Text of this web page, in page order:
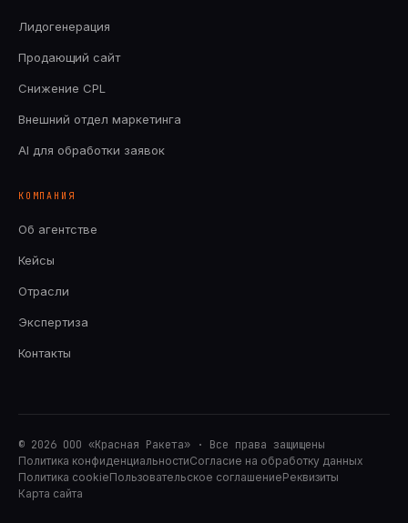
Лидогенерация
Продающий сайт
Снижение CPL
Внешний отдел маркетинга
AI для обработки заявок
КОМПАНИЯ
Об агентстве
Кейсы
Отрасли
Экспертиза
Контакты
© 2026 ООО «Красная Ракета» · Все права защищены
Политика конфиденциальностиСогласие на обработку данных
Политика cookieПользовательское соглашениеРеквизиты
Карта сайта